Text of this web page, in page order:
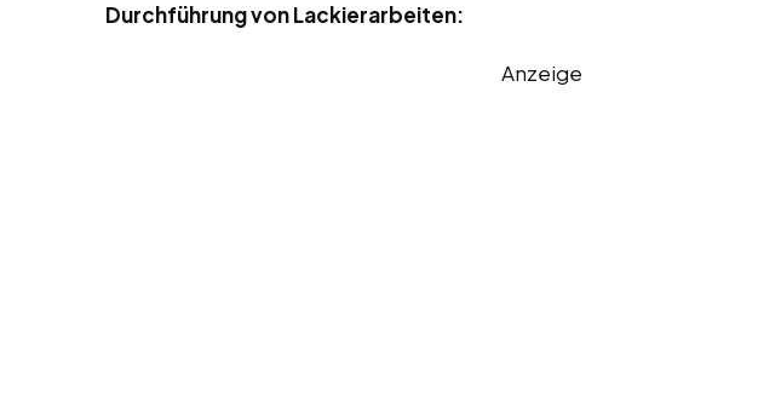
Durchführung von Lackierarbeiten:
Anzeige